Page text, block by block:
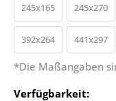
245x165 245x270
392x264 441x297
*Die Maßangaben
Verfügbarkeit: